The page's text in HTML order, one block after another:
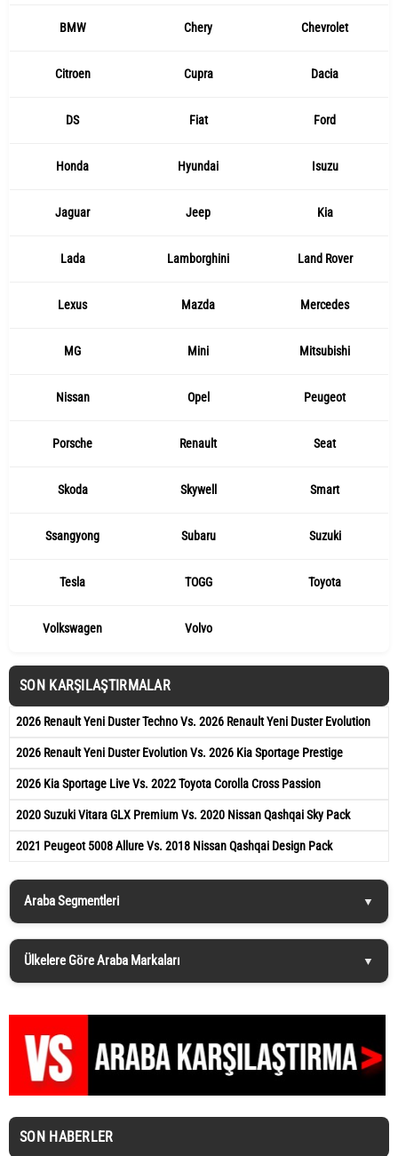
BMW Chery Chevrolet
Citroen Cupra Dacia
DS Fiat Ford
Honda Hyundai Isuzu
Jaguar Jeep Kia
Lada Lamborghini Land Rover
Lexus Mazda Mercedes
MG Mini Mitsubishi
Nissan Opel Peugeot
Porsche Renault Seat
Skoda Skywell Smart
Ssangyong Subaru Suzuki
Tesla TOGG Toyota
Volkswagen Volvo
SON KARŞILAŞTIRMALAR
2026 Renault Yeni Duster Techno Vs. 2026 Renault Yeni Duster Evolution
2026 Renault Yeni Duster Evolution Vs. 2026 Kia Sportage Prestige
2026 Kia Sportage Live Vs. 2022 Toyota Corolla Cross Passion
2020 Suzuki Vitara GLX Premium Vs. 2020 Nissan Qashqai Sky Pack
2021 Peugeot 5008 Allure Vs. 2018 Nissan Qashqai Design Pack
Araba Segmentleri
Ülkelere Göre Araba Markaları
SON HABERLER